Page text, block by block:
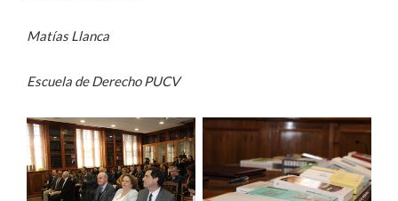
Matías Llanca
Escuela de Derecho PUCV